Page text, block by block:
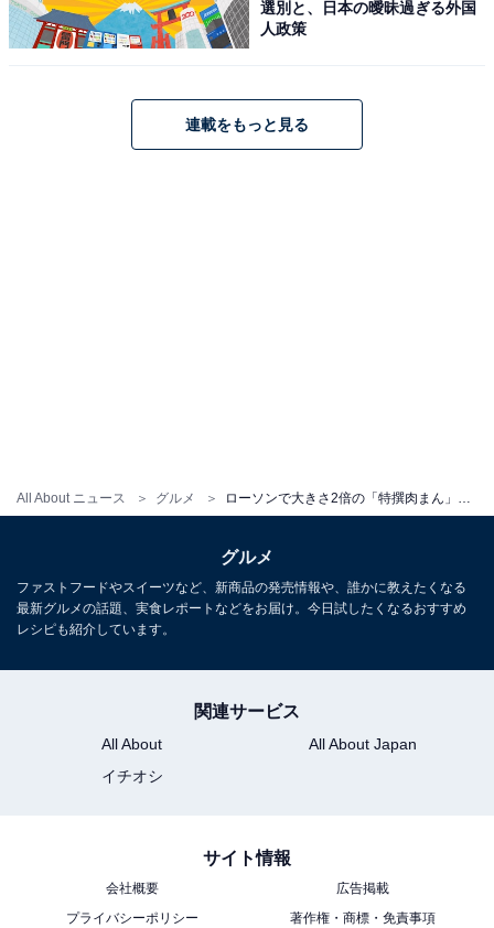
All About ニュース グルメ
重量を量ってみると約200ｇ。ローソン定番の「肉の旨
みあふれるジューシー肉まん」の2倍の重さです。これ1
もずっしりとしています。
元祖「ブタまん」を彷彿とさせる味わい
選別と、日本の曖昧過ぎる外国
人政策
連載をもっと見る
グルメ
ファストフードやスイーツなど、新商品の発売情報や、誰かに教えたくなる
最新グルメの話題、実食レポートなどをお届け。今日試したくなるおすすめ
レシピも紹介しています。
関連サービス
All About
All About Japan
イチオシ
サイト情報
会社概要
広告掲載
プライバシーポリシー
著作権・商標・免責事項